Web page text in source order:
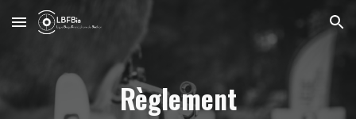
Skip to main content Skip to navigation
Règlement